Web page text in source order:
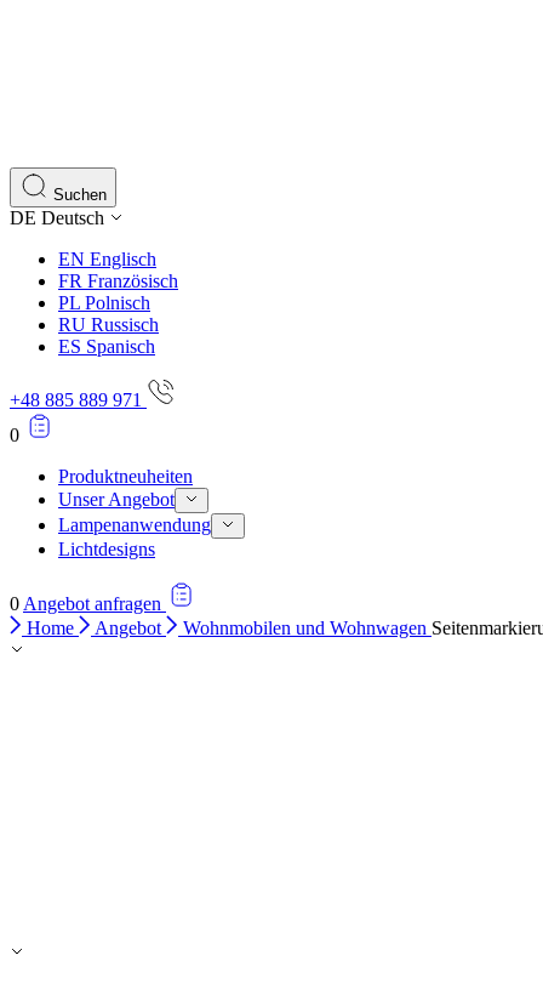
Suchen
DE Deutsch
EN Englisch
FR Französisch
PL Polnisch
RU Russisch
ES Spanisch
+48 885 889 971
0
Produktneuheiten
Unser Angebot
Lampenanwendung
Lichtdesigns
0Angebot anfragen
Home
Angebot Wohnmobilen und Wohnwagen